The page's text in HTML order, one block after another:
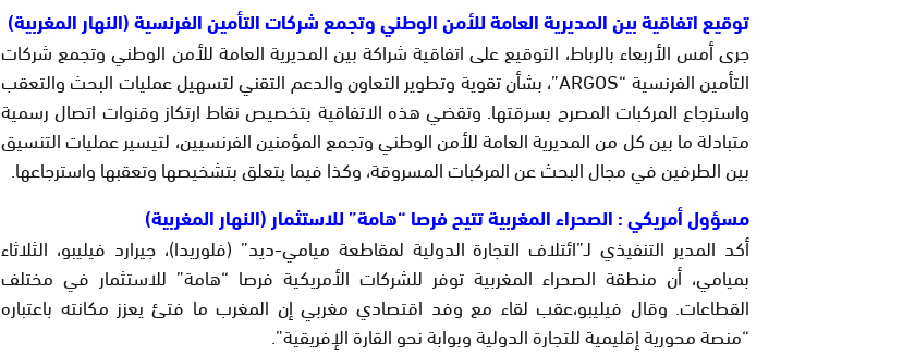
توقيع اتفاقية بين المديرية العامة للأمن الوطني وتجمع شركات التأمين الفرنسية (النهار المغربية)
جرى أمس الأربعاء بالرباط، التوقيع على اتفاقية شراكة بين المديرية العامة للأمن الوطني وتجمع شركات
التأمين الفرنسية “ARGOS”، بشأن تقوية وتطوير التعاون والدعم التقني لتسهيل عمليات البحث والتعقب
واسترجاع المركبات المصرح بسرقتها. وتقضي هذه الاتفاقية بتخصيص نقاط ارتكاز وقنوات اتصال رسمية
متبادلة ما بين كل من المديرية العامة للأمن الوطني وتجمع المؤمنين الفرنسيين، لتيسير عمليات التنسيق
بين الطرفين في مجال البحث عن المركبات المسروقة، وكذا فيما يتعلق بتشخيصها وتعقبها واسترجاعها.
مسؤول أمريكي : الصحراء المغربية تتيح فرصا “هامة” للاستثمار (النهار المغربية)
أكد المدير التنفيذي لـ”ائتلاف التجارة الدولية لمقاطعة ميامي-ديد” (فلوريدا)، جيرارد فيليبو، الثلاثاء
بميامي، أن منطقة الصحراء المغربية توفر للشركات الأمريكية فرصا “هامة” للاستثمار في مختلف
القطاعات. وقال فيليبو،عقب لقاء مع وفد اقتصادي مغربي إن المغرب ما فتئ يعزز مكانته باعتباره
“منصة محورية إقليمية للتجارة الدولية وبوابة نحو القارة الإفريقية”.